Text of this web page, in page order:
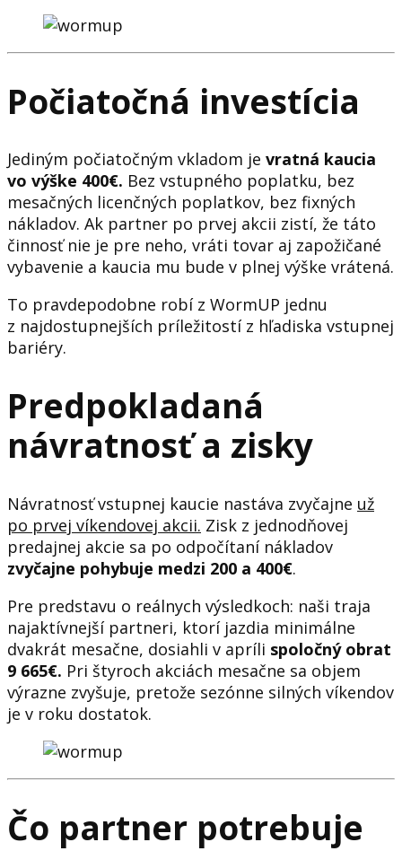
Počiatočná investícia
Jediným počiatočným vkladom je vratná kaucia
vo výške 400€. Bez vstupného poplatku, bez
mesačných licenčných poplatkov, bez fixných
nákladov. Ak partner po prvej akcii zistí, že táto
činnosť nie je pre neho, vráti tovar aj zapožičané
vybavenie a kaucia mu bude v plnej výške vrátená.
To pravdepodobne robí z WormUP jednu
z najdostupnejších príležitostí z hľadiska vstupnej
bariéry.
Predpokladaná
návratnosť a zisky
Návratnosť vstupnej kaucie nastáva zvyčajne už
po prvej víkendovej akcii. Zisk z jednodňovej
predajnej akcie sa po odpočítaní nákladov
zvyčajne pohybuje medzi 200 a 400€.
Pre predstavu o reálnych výsledkoch: naši traja
najaktívnejší partneri, ktorí jazdia minimálne
dvakrát mesačne, dosiahli v apríli spoločný obrat
9 665€. Pri štyroch akciách mesačne sa objem
výrazne zvyšuje, pretože sezónne silných víkendov
je v roku dostatok.
Čo partner potrebuje